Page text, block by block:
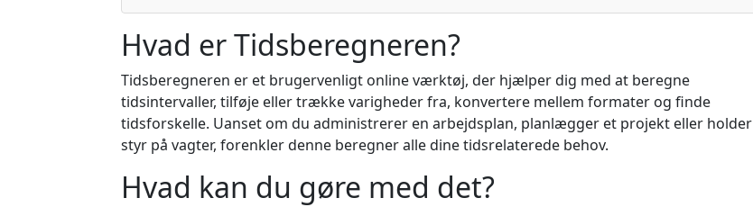
Hvad er Tidsberegneren?
Tidsberegneren er et brugervenligt online værktøj, der hjælper dig med at beregne
tidsintervaller, tilføje eller trække varigheder fra, konvertere mellem formater og finde
tidsforskelle. Uanset om du administrerer en arbejdsplan, planlægger et projekt eller holder
styr på vagter, forenkler denne beregner alle dine tidsrelaterede behov.
Hvad kan du gøre med det?